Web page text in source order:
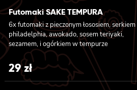
Futomaki SAKE TEMPURA
6x futomaki z pieczonym łososiem, serkiem
philadelphia, awokado, sosem teriyaki,
sezamem, i ogórkiem w tempurze
29zł